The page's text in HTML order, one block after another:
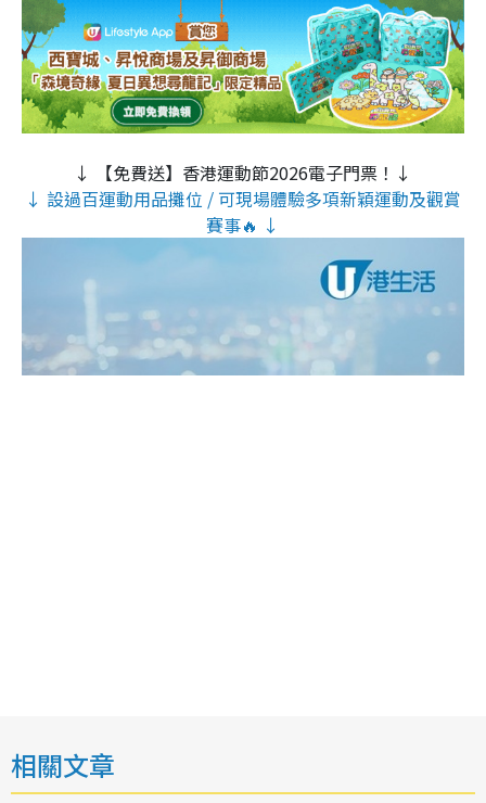
↓ 【免費送】香港運動節2026電子門票！↓
↓ 設過百運動用品攤位 / 可現場體驗多項新穎運動及觀賞
賽事🔥 ↓
相關文章